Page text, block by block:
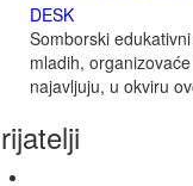
DESK
Somborski
mladih,
najavljuju, u okviru